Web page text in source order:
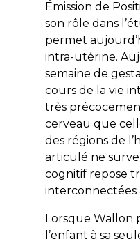
Émission de
son rôle dans
permet
intra-utérine.
semaine de
cours de la vie
très
cerveau que
des régions de
articulé ne
cognitif repose
interconnectées
Lorsque Wallon
l’enfant à sa